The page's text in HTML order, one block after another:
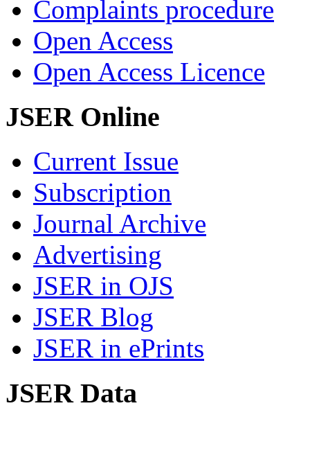
Complaints procedure
Open Access
Open Access Licence
JSER Online
Current Issue
Subscription
Journal Archive
Advertising
JSER in OJS
JSER Blog
JSER in ePrints
JSER Data